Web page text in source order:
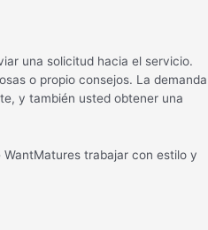
una solicitud hacia el servicio.
o propio consejos. La demanda
y también usted obtener una
trabajar con estilo y